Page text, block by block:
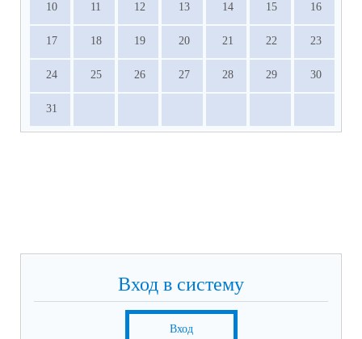
10 11 12 13 14 15 16
17 18 19 20 21 22 23
24 25 26 27 28 29 30
31
Вход в систему
Вход